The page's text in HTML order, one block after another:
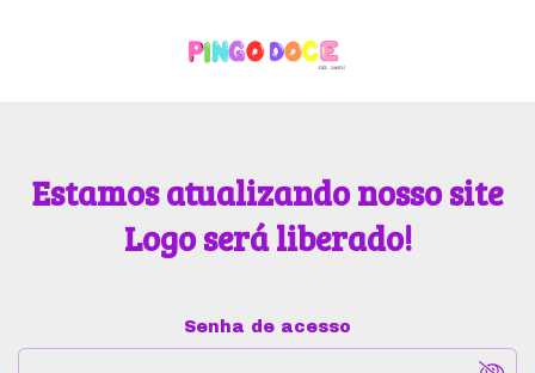
Estamos atualizando nosso site
Logo será liberado!
Senha de acesso